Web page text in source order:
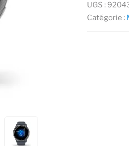
UGS :
Catégorie :